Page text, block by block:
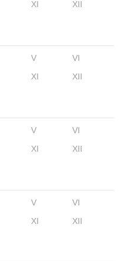
XI XII
V
VI
XI XII
V
VI
XI XII
V
VI
XI XII